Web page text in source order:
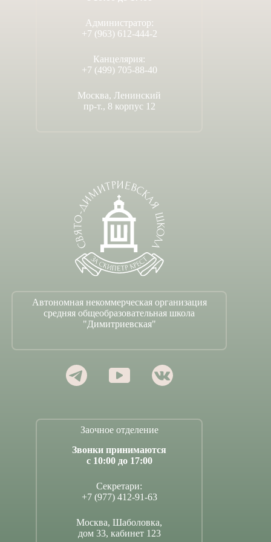
Администратор:
+7 (963) 612-444-2
Канцелярия:
+7 (499) 705-88-40
Москва, Ленинский
пр-т., 8 корпус 12
Автономная некоммерческая организация
средняя общеобразовательная школа
"Димитриевская"
Заочное отделение
Звонки принимаются
с 10:00 до 17:00
Секретари:
+7 (977) 412-91-63
Москва, Шаболовка,
дом 33, кабинет 123